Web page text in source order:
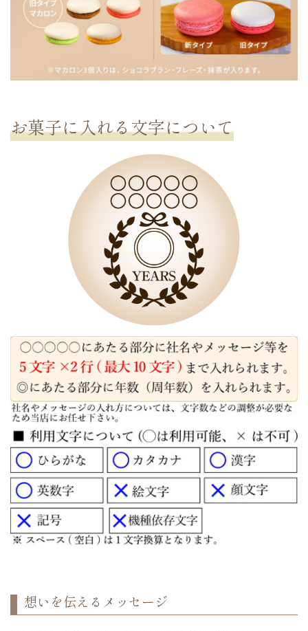
お菓子に入れる文字について
想いを伝えるメッセージ